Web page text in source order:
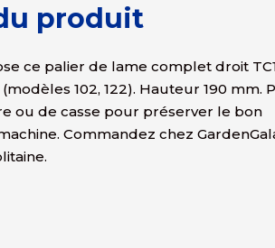
produit
ce palier de lame complet droit
102, 122). Hauteur 190 mm.
ou de casse pour préserver le bon
Commandez chez